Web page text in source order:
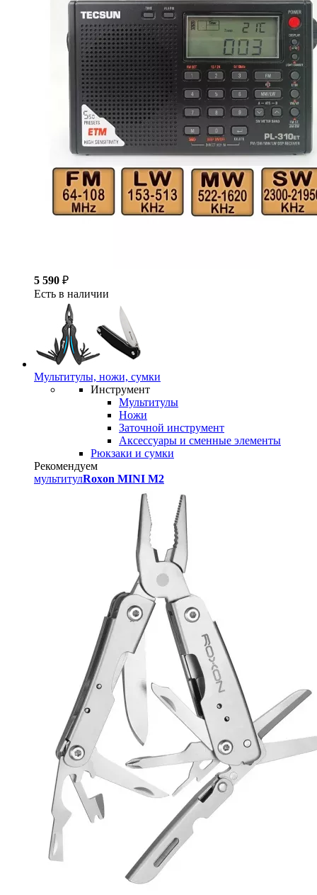
5 590 ₽
Есть в наличии
Мультитулы, ножи, сумки
Инструмент
Мультитулы
Ножи
Заточной инструмент
Аксессуары и сменные элементы
Рюкзаки и сумки
Рекомендуем
мультитулRoxon MINI M2